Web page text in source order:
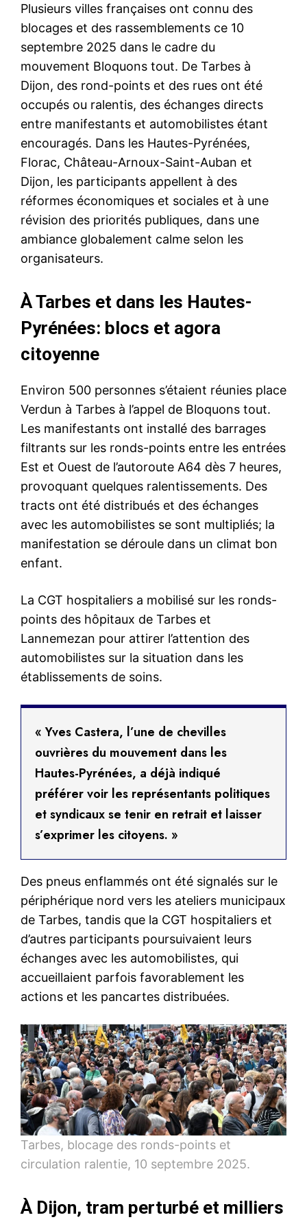
Plusieurs villes françaises ont connu des
blocages et des rassemblements ce 10
septembre 2025 dans le cadre du
mouvement Bloquons tout. De Tarbes à
Dijon, des rond-points et des rues ont été
occupés ou ralentis, des échanges directs
entre manifestants et automobilistes étant
encouragés. Dans les Hautes-Pyrénées,
Florac, Château-Arnoux-Saint-Auban et
Dijon, les participants appellent à des
réformes économiques et sociales et à une
révision des priorités publiques, dans une
ambiance globalement calme selon les
organisateurs.
À Tarbes et dans les Hautes-
Pyrénées: blocs et agora
citoyenne
Environ 500 personnes s’étaient réunies place
Verdun à Tarbes à l’appel de Bloquons tout.
Les manifestants ont installé des barrages
filtrants sur les ronds-points entre les entrées
Est et Ouest de l’autoroute A64 dès 7 heures,
provoquant quelques ralentissements. Des
tracts ont été distribués et des échanges
avec les automobilistes se sont multipliés; la
manifestation se déroule dans un climat bon
enfant.
La CGT hospitaliers a mobilisé sur les ronds-
points des hôpitaux de Tarbes et
Lannemezan pour attirer l’attention des
automobilistes sur la situation dans les
établissements de soins.
« Yves Castera, l’une de chevilles
ouvrières du mouvement dans les
Hautes-Pyrénées, a déjà indiqué
préférer voir les représentants politiques
et syndicaux se tenir en retrait et laisser
s’exprimer les citoyens. »
Des pneus enflammés ont été signalés sur le
périphérique nord vers les ateliers municipaux
de Tarbes, tandis que la CGT hospitaliers et
d’autres participants poursuivaient leurs
échanges avec les automobilistes, qui
accueillaient parfois favorablement les
actions et les pancartes distribuées.
Tarbes, blocage des ronds-points et
circulation ralentie, 10 septembre 2025.
À Dijon, tram perturbé et milliers